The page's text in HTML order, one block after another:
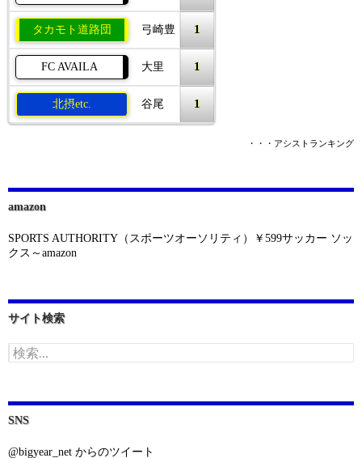
タカモト道路団 弓崎豊 1
FC AVAILA 大里 1
北摂etc. 谷尾 1
・・・アシストランキング
amazon
SPORTS AUTHORITY（スポーツオーソリティ）￥599サッカー ソッ
クス～amazon
サイト検索
検
索:
SNS
@bigyear_net からのツイート